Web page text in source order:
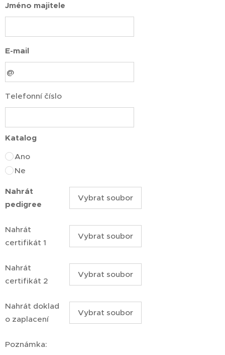
Jméno majitele
E-mail
Telefonní číslo
Katalog
Ano
Ne
Nahrát
pedigree
Vybrat soubor
Nahrát
certifikát 1
Vybrat soubor
Nahrát
certifikát 2
Vybrat soubor
Nahrát doklad
o zaplacení
Vybrat soubor
Poznámka: